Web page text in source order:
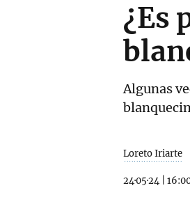
¿Es
Algunas
Loreto Iriarte
24·05·24